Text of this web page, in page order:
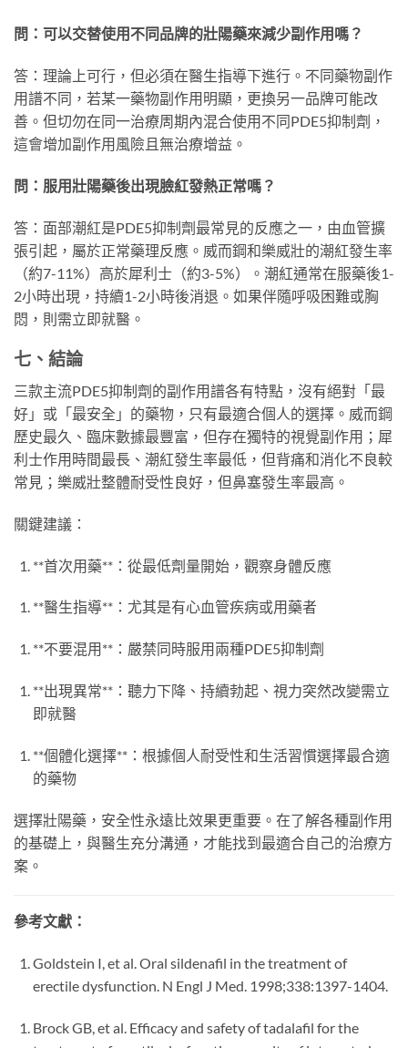
問：可以交替使用不同品牌的壯陽藥來減少副作用嗎？
答：理論上可行，但必須在醫生指導下進行。不同藥物副作
用譜不同，若某一藥物副作用明顯，更換另一品牌可能改
善。但切勿在同一治療周期內混合使用不同PDE5抑制劑，
這會增加副作用風險且無治療增益。
問：服用壯陽藥後出現臉紅發熱正常嗎？
答：面部潮紅是PDE5抑制劑最常見的反應之一，由血管擴
張引起，屬於正常藥理反應。威而鋼和樂威壯的潮紅發生率
（約7-11%）高於犀利士（約3-5%）。潮紅通常在服藥後1-
2小時出現，持續1-2小時後消退。如果伴隨呼吸困難或胸
悶，則需立即就醫。
七、結論
三款主流PDE5抑制劑的副作用譜各有特點，沒有絕對「最
好」或「最安全」的藥物，只有最適合個人的選擇。威而鋼
歷史最久、臨床數據最豐富，但存在獨特的視覺副作用；犀
利士作用時間最長、潮紅發生率最低，但背痛和消化不良較
常見；樂威壯整體耐受性良好，但鼻塞發生率最高。
關鍵建議：
**首次用藥**：從最低劑量開始，觀察身體反應
**醫生指導**：尤其是有心血管疾病或用藥者
**不要混用**：嚴禁同時服用兩種PDE5抑制劑
**出現異常**：聽力下降、持續勃起、視力突然改變需立
即就醫
**個體化選擇**：根據個人耐受性和生活習慣選擇最合適
的藥物
選擇壯陽藥，安全性永遠比效果更重要。在了解各種副作用
的基礎上，與醫生充分溝通，才能找到最適合自己的治療方
案。
參考文獻：
Goldstein I, et al. Oral sildenafil in the treatment of
erectile dysfunction. N Engl J Med. 1998;338:1397-1404.
Brock GB, et al. Efficacy and safety of tadalafil for the